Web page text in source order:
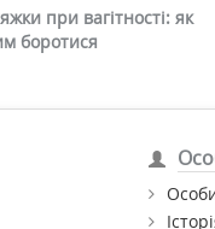
при вагітності: як
боротися